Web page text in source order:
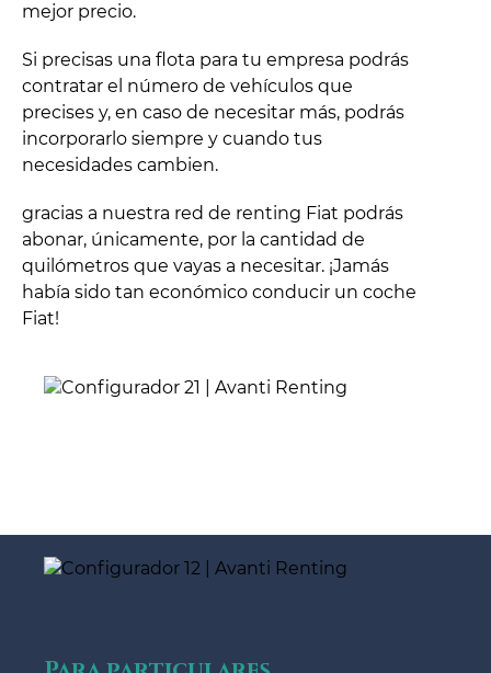
mejor precio.
Si precisas una flota para tu empresa podrás
contratar el número de vehículos que
precises y, en caso de necesitar más, podrás
incorporarlo siempre y cuando tus
necesidades cambien.
gracias a nuestra red de renting Fiat podrás
abonar, únicamente, por la cantidad de
quilómetros que vayas a necesitar. ¡Jamás
había sido tan económico conducir un coche
Fiat!